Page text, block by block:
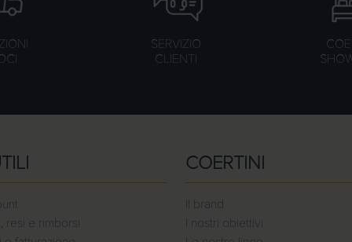
SERVIZIO
CLIENTI
resi e rimborsi
COERTINI
Il brand
I nostri obiettivi